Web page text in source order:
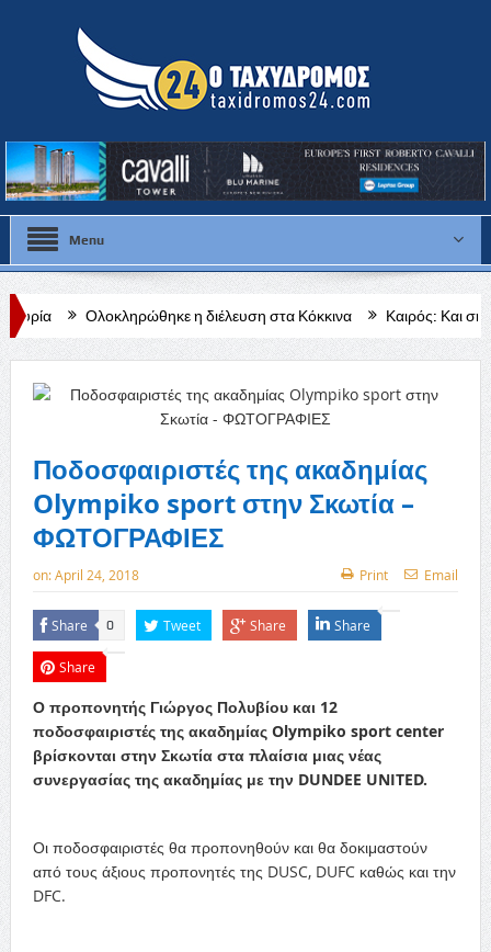
Menu
η διέλευση στα Κόκκινα Καιρός: Και σήμερα στου 40
Μυλωνά»
Ποδοσφαιριστές της ακαδημίας
Olympiko sport στην Σκωτία –
ΦΩΤΟΓΡΑΦΙΕΣ
on:April 24, 2018 Print Email
Share 0 Tweet Share Share
Share
Ο προπονητής Γιώργος Πολυβίου και 12
ποδοσφαιριστές της ακαδημίας Olympiko sport center
βρίσκονται στην Σκωτία στα πλαίσια μιας νέας
συνεργασίας της ακαδημίας με την DUNDEE UNITED.
Οι ποδοσφαιριστές θα προπονηθούν και θα δοκιμαστούν
από τους άξιους προπονητές της DUSC, DUFC καθώς και την
DFC.